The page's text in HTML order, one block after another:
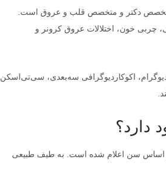
تخصص دکتر و متخصص قلب و عروق است.
چربی خون، اختلالات عروق کرونر و
اکوکاردیوگرافی سه‌بعدی، سی‌تی‌اسکن
دارد؟
اساس سن اعلام شده است. به طیف طبیعی